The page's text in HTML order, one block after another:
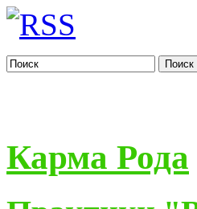
Поиск
Карма Рода